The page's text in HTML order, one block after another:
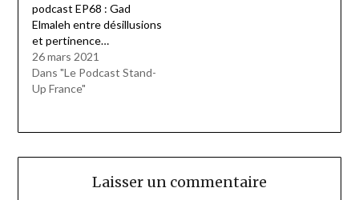
podcast EP68 : Gad
Elmaleh entre désillusions
et pertinence…
26 mars 2021
Dans "Le Podcast Stand-
Up France"
Laisser un commentaire